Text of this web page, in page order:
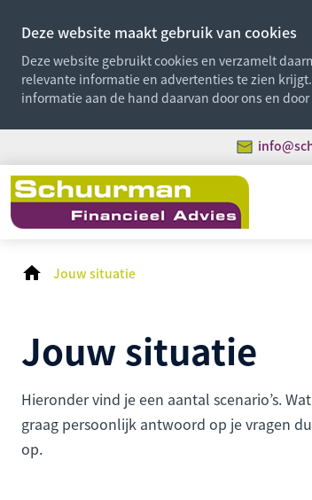
Deze website maakt gebruik van cookies
Deze website gebruikt cookies en verzamelt
relevante informatie en advertenties te zien
informatie aan de hand daarvan door ons en
Jouw situatie
Jouw situatie
Hieronder vind je een aantal scenario’s.
graag persoonlijk antwoord op je vragen
op.